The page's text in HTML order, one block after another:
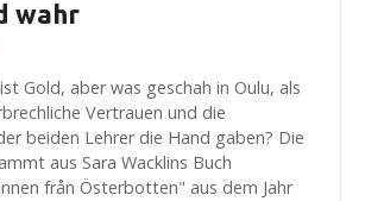
wahr
Gold, aber was geschah in Oulu, als
Vertrauen und die
beiden Lehrer die Hand gaben? Die
aus Sara Wacklins Buch
från Österbotten" aus dem Jahr